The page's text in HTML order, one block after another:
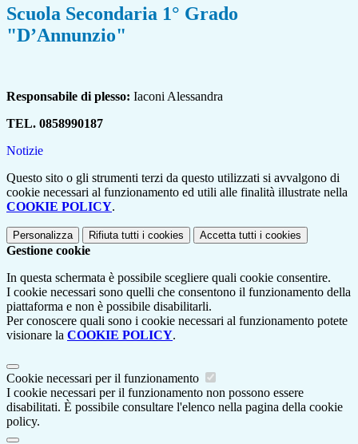
Scuola Secondaria 1° Grado
"D’Annunzio"
Responsabile di plesso: Iaconi Alessandra
TEL. 0858990187
Notizie
Questo sito o gli strumenti terzi da questo utilizzati si avvalgono di
cookie necessari al funzionamento ed utili alle finalità illustrate nella
COOKIE POLICY.
Personalizza Rifiuta tutti i cookies Accetta tutti i cookies
Gestione cookie
In questa schermata è possibile scegliere quali cookie consentire.
I cookie necessari sono quelli che consentono il funzionamento della
piattaforma e non è possibile disabilitarli.
Per conoscere quali sono i cookie necessari al funzionamento potete
visionare la COOKIE POLICY.
Cookie necessari per il funzionamento
I cookie necessari per il funzionamento non possono essere
disabilitati. È possibile consultare l'elenco nella pagina della cookie
policy.